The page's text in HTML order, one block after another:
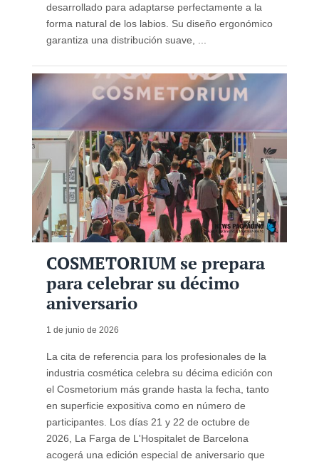
desarrollado para adaptarse perfectamente a la
forma natural de los labios. Su diseño ergonómico
garantiza una distribución suave, ...
COSMETORIUM se prepara
para celebrar su décimo
aniversario
1 de junio de 2026
La cita de referencia para los profesionales de la
industria cosmética celebra su décima edición con
el Cosmetorium más grande hasta la fecha, tanto
en superficie expositiva como en número de
participantes. Los días 21 y 22 de octubre de
2026, La Farga de L'Hospitalet de Barcelona
acogerá una edición especial de aniversario que